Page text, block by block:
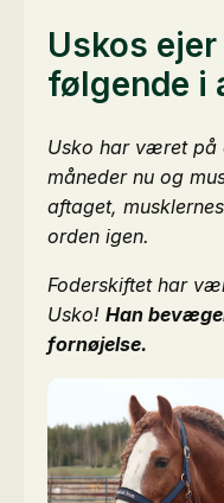
Uskos
følgende i
Usko har været på
måneder nu og
aftaget,
orden igen.
Foderskiftet har
Usko! Han
fornøjelse.